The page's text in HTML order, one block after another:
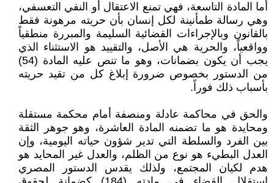
أما المادة التاسعة، فهي تمنع الاعتقال أو النفي التعسفي،
وهي رسالة طمأنينة لكل إنسان بأن حريته مرهونة فقط
بالقانون وبالإجراءات القضائية السليمة والمبررة منطقياً
وواقعياً، والحرية هي الأصل، والتقييد هو الاستثناء الذي
يجب أن يكون بضمانات، وهو ما تنص عليه المادة (54)
من الدستور بخصوص ضرورة إبلاغ كل من تقيد حريته
بأسباب ذلك فوراً.
والحق في محاكمة عادلة ومنصفة أمام محكمة مستقلة
ومحايدة هو ما تضمنه المادة العاشرة، وهو جوهر الثقة
بين الفرد والسلطة التي تدير شؤون حياته اليومية، وإن
العدل البطيء هو نوع من الظلم، والعدل غير المحايد هو
هدم لكيان المجتمع، ولذلك يقدس الدستور المصري